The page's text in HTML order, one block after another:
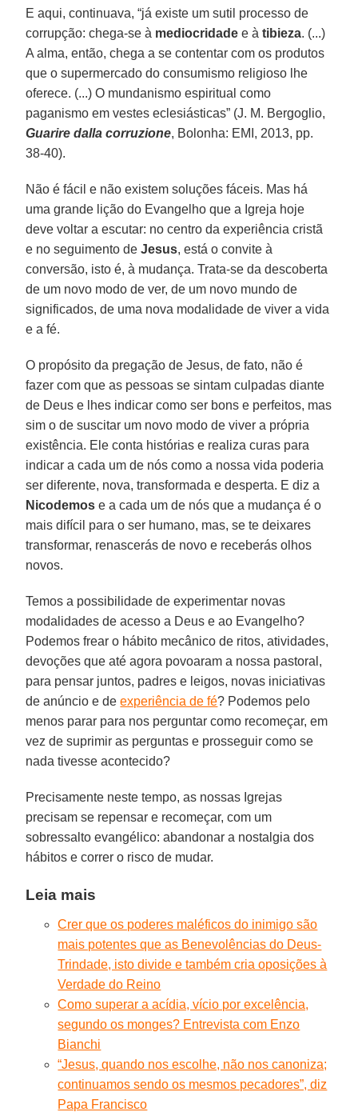
E aqui, continuava, “já existe um sutil processo de
corrupção: chega-se à mediocridade e àtibieza. (...)
A alma, então, chega a se contentar com os produtos
que o supermercado do consumismo religioso lhe
oferece. (...) O mundanismo espiritual como
paganismo em vestes eclesiásticas” (J. M. Bergoglio,
Guarire dalla corruzione, Bolonha: EMI, 2013, pp.
38-40).
Não é fácil e não existem soluções fáceis. Mas há
uma grande lição do Evangelho que a Igreja hoje
deve voltar a escutar: no centro da experiência cristã
e no seguimento deJesus, está o convite à
conversão, isto é, à mudança. Trata-se da descoberta
de um novo modo de ver, de um novo mundo de
significados, de uma nova modalidade de viver a vida
e a fé.
O propósito da pregação de Jesus, de fato, não é
fazer com que as pessoas se sintam culpadas diante
de Deus e lhes indicar como ser bons e perfeitos, mas
sim o de suscitar um novo modo de viver a própria
existência. Ele conta histórias e realiza curas para
indicar a cada um de nós como a nossa vida poderia
ser diferente, nova, transformada e desperta. E diz a
Nicodemos e a cada um de nós que a mudança é o
mais difícil para o ser humano, mas, se te deixares
transformar, renascerás de novo e receberás olhos
novos.
Temos a possibilidade de experimentar novas
modalidades de acesso a Deus e ao Evangelho?
Podemos frear o hábito mecânico de ritos, atividades,
devoções que até agora povoaram a nossa pastoral,
para pensar juntos, padres e leigos, novas iniciativas
de anúncio e deexperiência de fé? Podemos pelo
menos parar para nos perguntar como recomeçar, em
vez de suprimir as perguntas e prosseguir como se
nada tivesse acontecido?
Precisamente neste tempo, as nossas Igrejas
precisam se repensar e recomeçar, com um
sobressalto evangélico: abandonar a nostalgia dos
hábitos e correr o risco de mudar.
Leia mais
Crer que os poderes maléficos do inimigo são
mais potentes que as Benevolências do Deus-
Trindade, isto divide e também cria oposições à
Verdade do Reino
Como superar a acídia, vício por excelência,
segundo os monges? Entrevista com Enzo
Bianchi
“Jesus, quando nos escolhe, não nos canoniza;
continuamos sendo os mesmos pecadores”, diz
Papa Francisco